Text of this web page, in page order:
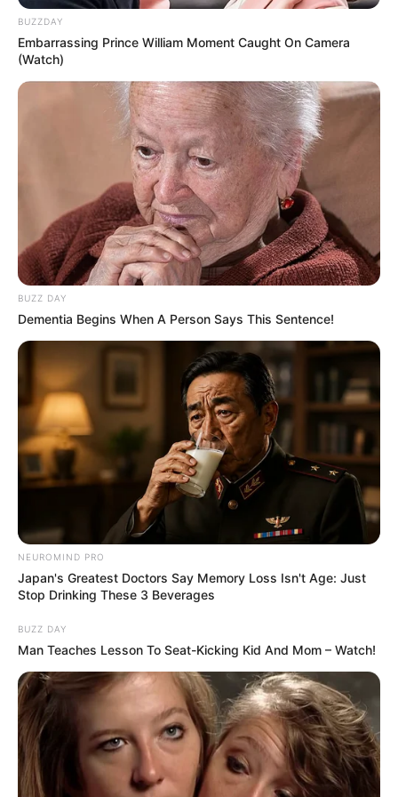
podcijenio mene. Lagao je i vlastitom odvjetniku.
Sudac je pružio ruku. „Želim vidjeti dokument.“
Službenik mu ga je predao. Tišina u sobi postala je gusta, jedva
disajna. Mogao sam čak čuti i zujanje klima-uređaja. Iza mene
je moja sestra vjerojatno opet stiskala zube. Margaret je,
BUZZDAY
Embarrassing Prince William Moment Caught On Camera
(Watch)
BUZZ DAY
Dementia Begins When A Person Says This Sentence!
NEUROMIND PRO
Japan's Greatest Doctors Say Memory Loss Isn't Age: Just
Stop Drinking These 3 Beverages
BUZZ DAY
Man Teaches Lesson To Seat-Kicking Kid And Mom – Watch!